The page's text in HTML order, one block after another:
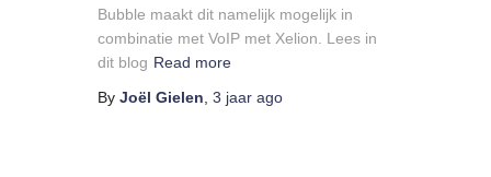
Bubble maakt dit namelijk mogelijk in
combinatie met VoIP met Xelion. Lees in
dit blog Read more
By Joël Gielen 3 jaar ago